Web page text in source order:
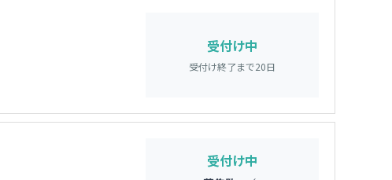
受付け中
受付け終了まで20日
受付け中